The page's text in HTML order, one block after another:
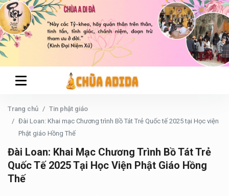
Trang chủ
Tin phật giáo
Đài Loan: Khai mạc Chương trình Bồ Tát Trẻ Quốc tế 2025 tại Học viện
Phật giáo Hồng Thế
Đài Loan: Khai Mạc Chương Trình Bồ Tát Trẻ
Quốc Tế 2025 Tại Học Viện Phật Giáo Hồng
Thế